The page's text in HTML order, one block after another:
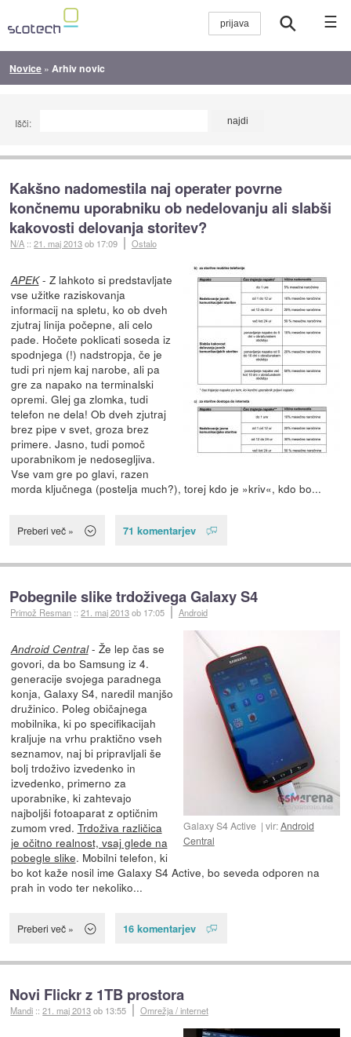
☰
Novice » Arhiv novic
Išči:
Kakšno nadomestila naj operater povrne
končnemu uporabniku ob nedelovanju ali slabši
kakovosti delovanja storitev?
N/A ::21. maj 2013ob 17:09 Ostalo
APEK- Z lahkoto si predstavljate
vse užitke raziskovanja
informacij na spletu, ko ob dveh
zjutraj linija počepne, ali celo
pade. Hočete poklicati soseda iz
spodnjega (!) nadstropja, če je
tudi pri njem kaj narobe, ali pa
gre za napako na terminalski
opremi. Glej ga zlomka, tudi
telefon ne dela! Ob dveh zjutraj
brez pipe v svet, groza brez
primere. Jasno, tudi pomoč
uporabnikom je nedosegljiva.
Vse vam gre po glavi, razen
morda ključnega (postelja much?), torej kdo je »kriv«, kdo bo...
Preberi več » 71 komentarjev
Pobegnile slike trdoživega Galaxy S4
Primož Resman ::21. maj 2013ob 17:05 Android
Galaxy S4 Active vir:Android
Central
Android Central- Že lep čas se
govori, da bo Samsung iz 4.
generacije svojega paradnega
konja, Galaxy S4, naredil manjšo
družinico. Poleg običajnega
mobilnika, ki po specifikacijah
kraljuje na vrhu praktično vseh
seznamov, naj bi pripravljali še
bolj trdoživo izvedenko in
izvedenko, primerno za
uporabnike, ki zahtevajo
najboljši fotoaparat z optičnim
zumom vred. Trdoživa različica
je očitno realnost, vsaj glede na
pobegle slike. Mobilni telefon, ki
bo kot kaže nosil ime Galaxy S4 Active, bo seveda odporen na
prah in vodo ter nekoliko...
Preberi več » 16 komentarjev
Novi Flickr z 1TB prostora
Mandi ::21. maj 2013ob 13:55 Omrežja / internet